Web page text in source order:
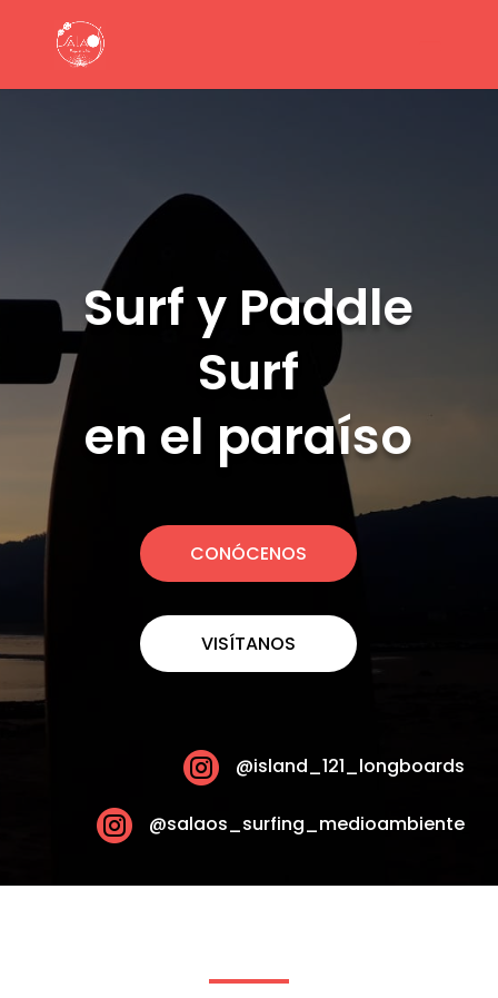
Surf y Paddle
Surf
en el paraíso
CONÓCENOS
VISÍTANOS
 @island_121_longboards
 @salaos_surfing_medioambiente